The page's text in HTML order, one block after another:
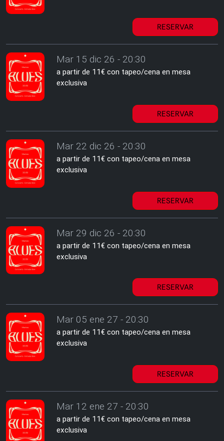
RESERVAR
Mar 15 dic 26 - 20:30
a partir de 11€ con tapeo/cena en mesa
exclusiva
RESERVAR
Mar 22 dic 26 - 20:30
a partir de 11€ con tapeo/cena en mesa
exclusiva
RESERVAR
Mar 29 dic 26 - 20:30
a partir de 11€ con tapeo/cena en mesa
exclusiva
RESERVAR
Mar 05 ene 27 - 20:30
a partir de 11€ con tapeo/cena en mesa
exclusiva
RESERVAR
Mar 12 ene 27 - 20:30
a partir de 11€ con tapeo/cena en mesa
exclusiva